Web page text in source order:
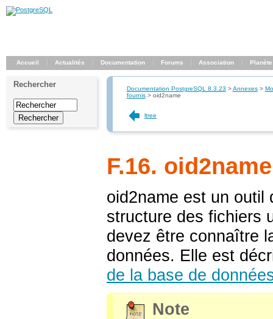
Accueil Actualités Documentation Forums Association Planète
Rechercher Documentation PostgreSQL 8.3.23 >Annexes>
fournis> oid2name
ltree
F.16. oid2name
oid2name est un outil
structure des fichiers
devez être connaître
données. Elle est
de la base de
Note